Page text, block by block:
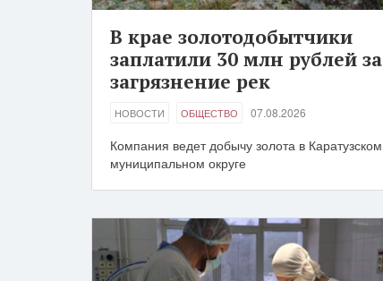
В крае золотодобытчики
заплатили 30 млн рублей за
загрязнение рек
НОВОСТИ ОБЩЕСТВО 07.08.2026
Компания ведет добычу золота в Каратузском
муниципальном округе